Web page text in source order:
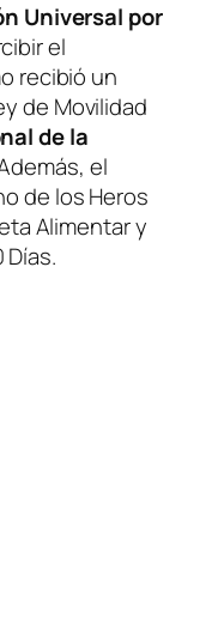
Universal por
el
recibió un
de Movilidad
de la
el
de los Heros
Alimentar y